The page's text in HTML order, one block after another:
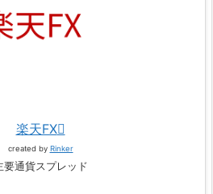
楽天FX
created by Rinker
要通貨スプレッド